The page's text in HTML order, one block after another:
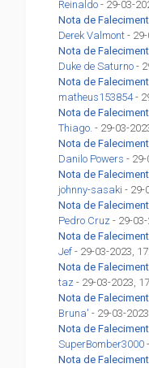
Reinaldo - 29-03-
Nota de
Derek Valmont -
Nota de
Duke de Saturno -
Nota de
matheus153854-
Nota de
Thiago. - 29-03-
Nota de
Danilo Powers - 29-
Nota de
johnny-sasaki - 29-
Nota de
Pedro Cruz - 29-
Nota de
Jef - 29-03-2023,
Nota de
taz - 29-03-2023,
Nota de
Bruna' - 29-03-
Nota de
SuperBomber3000
Nota de